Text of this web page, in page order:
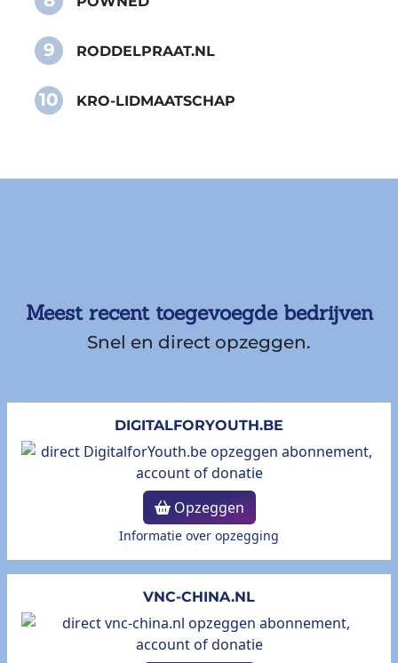
9 RODDELPRAAT.NL
10 KRO-LIDMAATSCHAP
Meest recent toegevoegde bedrijven
Snel en direct opzeggen.
DIGITALFORYOUTH.BE
Opzeggen
Informatie over opzegging
VNC-CHINA.NL